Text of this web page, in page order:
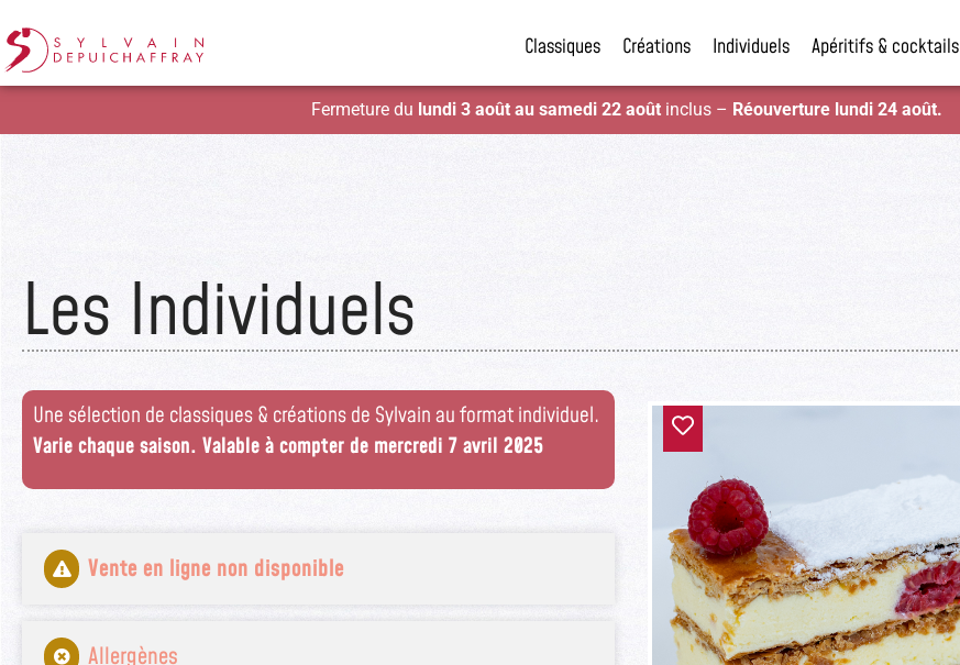
Classiques Créations Individuels Apéritifs & cocktails
Fermeture du lundi 3 août au samedi 22 août inclus – Réouverture lundi 24 août.
Les Individuels
Une sélection de classiques & créations de Sylvain au format individuel.
Varie chaque saison. Valable à compter de mercredi 7 avril 2025
Vente en ligne non disponible
Allergènes